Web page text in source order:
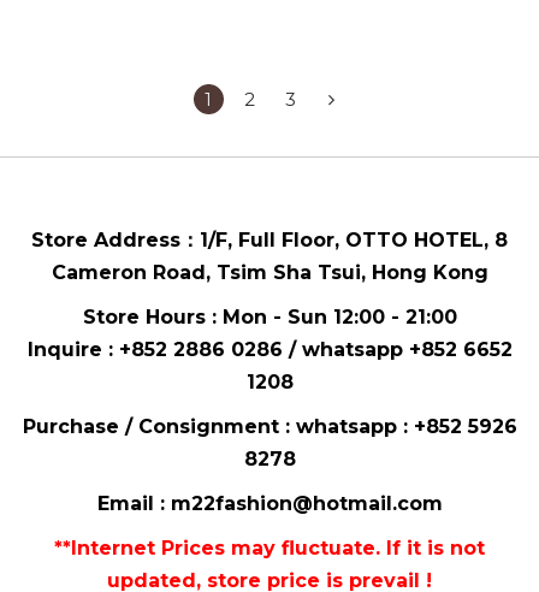
1 2 3
Store Address： 1/F, Full Floor, OTTO HOTEL, 8
Cameron Road, Tsim Sha Tsui, Hong Kong
Store Hours : Mon - Sun 12:00 - 21:00
Inquire : +852 2886 0286 / whatsapp +852 6652
1208
Purchase / Consignment : whatsapp : +852 5926
8278
Email : m22fashion@hotmail.com
**Internet Prices may fluctuate. If it is not
updated, store price is prevail !